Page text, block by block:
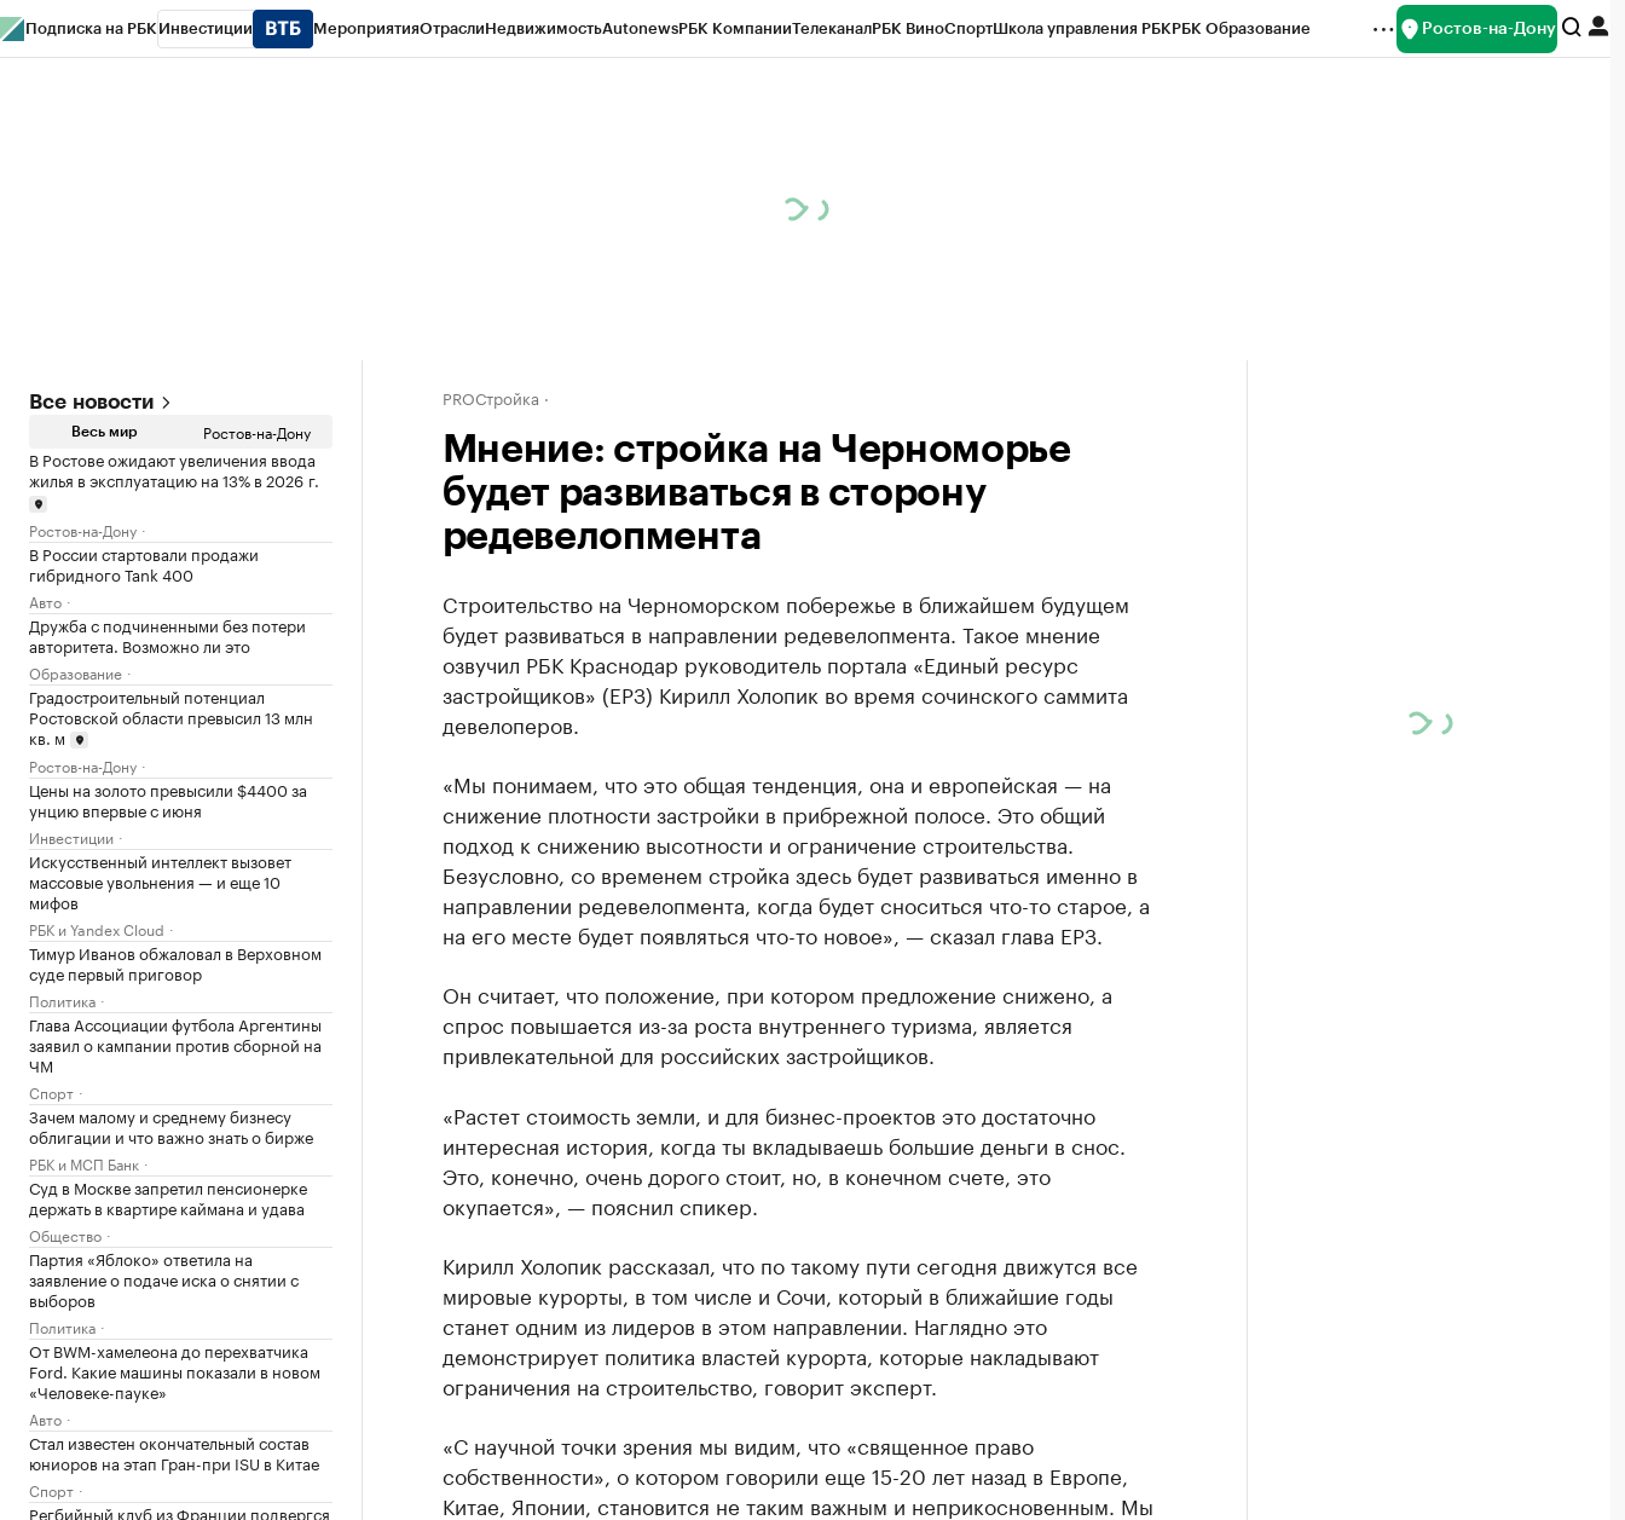
Подписка на РБК Инвестиции МероприятияОтраслиНедвижимостьAutonewsРБК КомпанииТелеканалРБК ВиноСпортШкола управления РБКРБК Образование Ростов-на-Дону
Все новости
Весь мир Ростов-на-Дону
В Ростове ожидают увеличения ввода
жилья в эксплуатацию на 13% в 2026 г.
Ростов-на-Дону
В России стартовали продажи
гибридного Tank 400
Авто
Дружба с подчиненными без потери
авторитета. Возможно ли это
Образование
Градостроительный потенциал
Ростовской области превысил 13 млн
кв. м
Ростов-на-Дону
Цены на золото превысили $4400 за
унцию впервые с июня
Инвестиции
Искусственный интеллект вызовет
массовые увольнения — и еще 10
мифов
РБК и Yandex Cloud
Тимур Иванов обжаловал в Верховном
суде первый приговор
Политика
Глава Ассоциации футбола Аргентины
заявил о кампании против сборной на
ЧМ
Спорт
Зачем малому и среднему бизнесу
облигации и что важно знать о бирже
РБК и МСП Банк
Суд в Москве запретил пенсионерке
держать в квартире каймана и удава
Общество
Партия «Яблоко» ответила на
заявление о подаче иска о снятии с
выборов
Политика
От BWM-хамелеона до перехватчика
Ford. Какие машины показали в новом
«Человеке-пауке»
Авто
Стал известен окончательный состав
юниоров на этап Гран-при ISU в Китае
Спорт
Регбийный клуб из Франции подвергся
PROСтройка
Мнение: стройка на Черноморье
будет развиваться в сторону
редевелопмента
Cтроительство на Черноморском побережье в ближайшем будущем
будет развиваться в направлении редевелопмента. Такое мнение
озвучил РБК Краснодар руководитель портала «Единый ресурс
застройщиков» (ЕРЗ) Кирилл Холопик во время сочинского саммита
девелоперов.
«Мы понимаем, что это общая тенденция, она и европейская — на
снижение плотности застройки в прибрежной полосе. Это общий
подход к снижению высотности и ограничение строительства.
Безусловно, со временем стройка здесь будет развиваться именно в
направлении редевелопмента, когда будет сноситься что-то старое, а
на его месте будет появляться что-то новое», — сказал глава ЕРЗ.
Он считает, что положение, при котором предложение снижено, а
спрос повышается из-за роста внутреннего туризма, является
привлекательной для российских застройщиков.
«Растет стоимость земли, и для бизнес-проектов это достаточно
интересная история, когда ты вкладываешь большие деньги в снос.
Это, конечно, очень дорого стоит, но, в конечном счете, это
окупается», — пояснил спикер.
Кирилл Холопик рассказал, что по такому пути сегодня движутся все
мировые курорты, в том числе и Сочи, который в ближайшие годы
станет одним из лидеров в этом направлении. Наглядно это
демонстрирует политика властей курорта, которые накладывают
ограничения на строительство, говорит эксперт.
«С научной точки зрения мы видим, что «священное право
собственности», о котором говорили еще 15-20 лет назад в Европе,
Китае, Японии, становится не таким важным и неприкосновенным. Мы